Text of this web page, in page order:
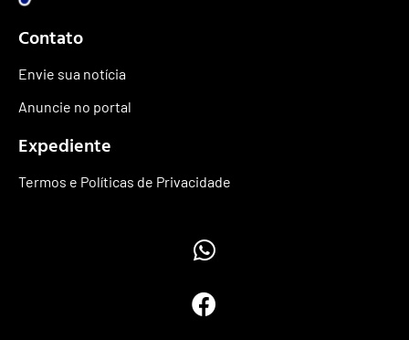
Contato
Envie sua notícia
Anuncie no portal
Expediente
Termos e Políticas de Privacidade